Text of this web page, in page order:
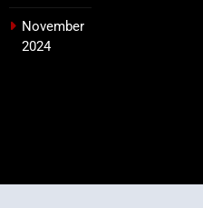
November
2024